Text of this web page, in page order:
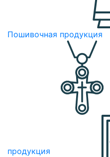
Пошивочная продукция
продукция